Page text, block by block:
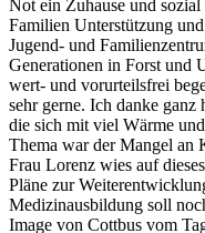
Not ein Zuhause und
Familien Unterstützung
Jugend- und
Generationen in Forst und
wert- und vorurteilsfrei
sehr gerne. Ich danke
die sich mit viel Wärme
Thema war der Mangel an
Frau Lorenz wies auf
Pläne zur
Medizinausbildung soll
Image von Cottbus vom